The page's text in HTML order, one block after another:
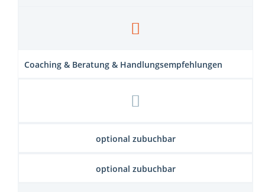
Coaching & Beratung & Handlungsempfehlungen
optional zubuchbar
optional zubuchbar